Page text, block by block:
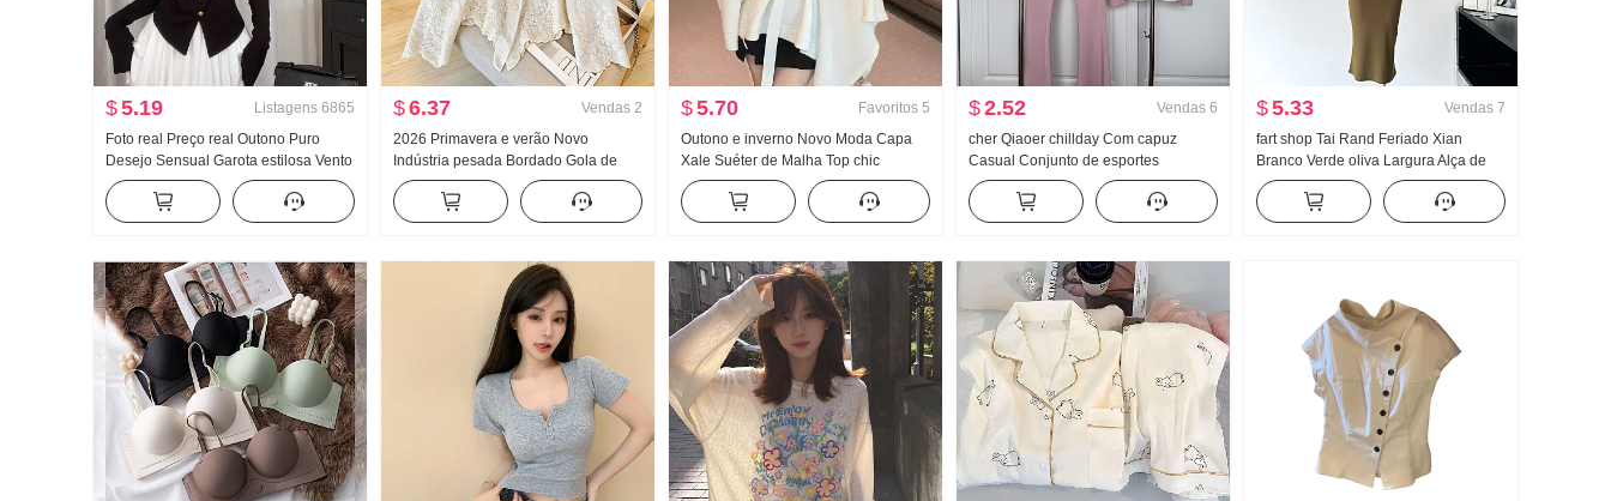
$5.19 Listagens 6865
Foto real Preço real Outono Puro
Desejo Sensual Garota estilosa Vento
Francês Ombro caído Manga longa
Camiseta Feminino Babados Cintura
ajustada Top
$6.37 Vendas 2
2026 Primavera e verão Novo
Indústria pesada Bordado Gola de
Boneca Camisa feminino Francês
Retrô Proteção Solar Cardigã
$5.70 Favoritos 5
Outono e inverno Novo Moda Capa
Xale Suéter de Malha Top chic
Relaxamento Sentido Ambiente
Sentido Reunião Uso externo Casaco
de camisola
$2.52 Vendas 6
cher Qiaoer chillday Com capuz
Casual Conjunto de esportes
Feminino Primavera Ombro de Fora
Casaco Calça boca de sino Conjunto
de três peças
$5.33 Vendas 7
fart shop Tai Rand Feriado Xian
Branco Verde oliva Largura Alça de
Ombro Pit Artigo Vestido feminino
Primavera e verão Vestido longo